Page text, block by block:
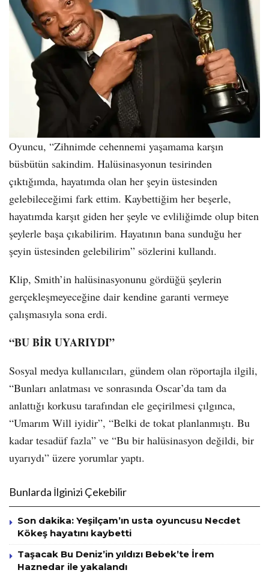
Oyuncu, “Zihnimde cehennemi yaşamama karşın
büsbütün sakindim. Halüsinasyonun tesirinden
çıktığımda, hayatımda olan her şeyin üstesinden
gelebileceğimi fark ettim. Kaybettiğim her beşerle,
hayatımda karşıt giden her şeyle ve evliliğimde olup biten
şeylerle başa çıkabilirim. Hayatının bana sunduğu her
şeyin üstesinden gelebilirim” sözlerini kullandı.
Klip, Smith’in halüsinasyonunu gördüğü şeylerin
gerçekleşmeyeceğine dair kendine garanti vermeye
çalışmasıyla sona erdi.
“BU BİR UYARIYDI”
Sosyal medya kullanıcıları, gündem olan röportajla ilgili,
“Bunları anlatması ve sonrasında Oscar’da tam da
anlattığı korkusu tarafından ele geçirilmesi çılgınca,
“Umarım Will iyidir”, “Belki de tokat planlanmıştı. Bu
kadar tesadüf fazla” ve “Bu bir halüsinasyon değildi, bir
uyarıydı” üzere yorumlar yaptı.
Bunlarda İlginizi Çekebilir
Son dakika: Yeşilçam’ın usta oyuncusu Necdet
Kökeş hayatını kaybetti
Taşacak Bu Deniz’in yıldızı Bebek’te İrem
Haznedar ile yakalandı